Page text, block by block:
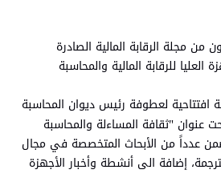
من مجلة الرقابة المالية الصادرة
العليا للرقابة المالية والمحاسبة
افتتاحية لعطوفة رئيس ديوان المحاسبة
عنوان "ثقافة المساءلة والمحاسبة
عدداً من الأبحاث المتخصصة في مجال
إضافة الى أنشطة وأخبار الأجهزة